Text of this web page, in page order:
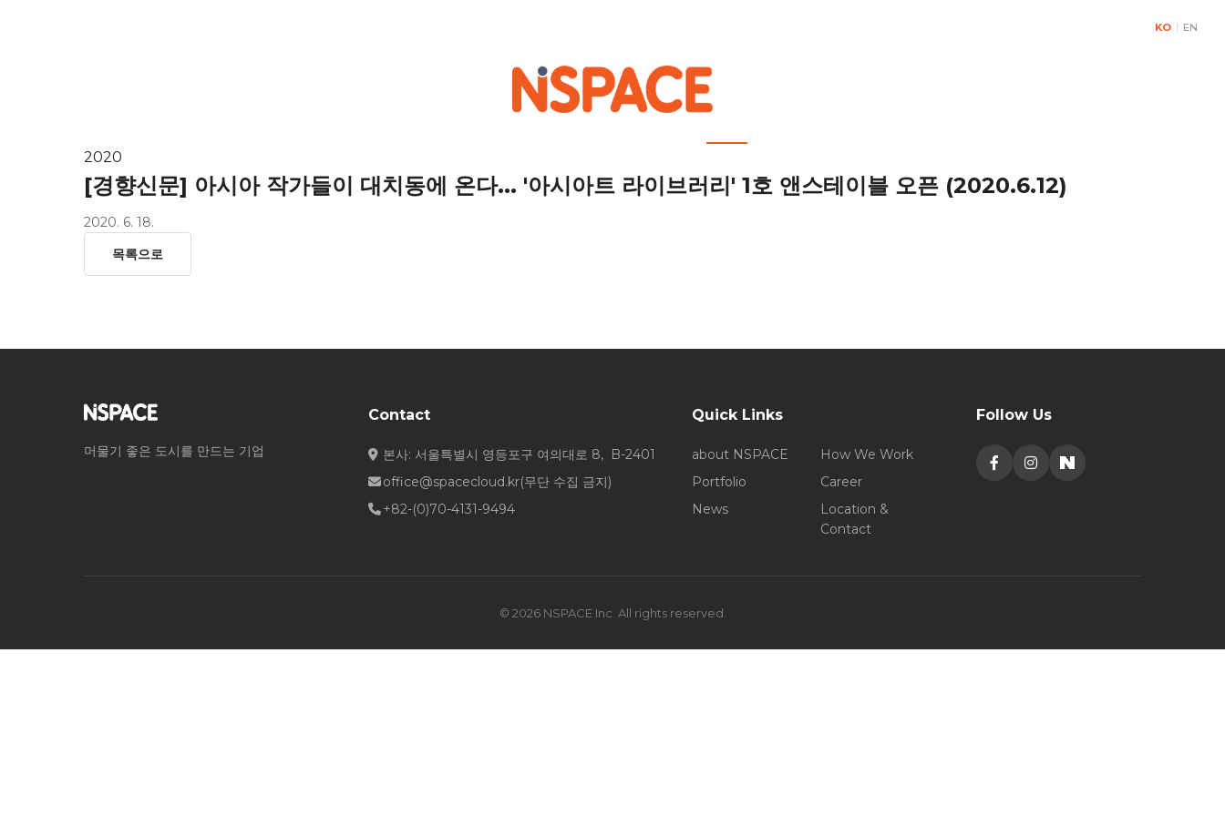
KO | EN
2020
[경향신문] 아시아 작가들이 대치동에 온다... '아시아트 라이브러리' 1호 앤스테이블 오픈 (2020.6.12)
2020. 6. 18.
목록으로
머물기 좋은 도시를 만드는 기업
Contact
본사: 서울특별시 영등포구 여의대로 8, B-2401
office@spacecloud.kr(무단 수집 금지)
+82-(0)70-4131-9494
Quick Links
about NSPACE
How We Work
Portfolio
Career
News
Location &
Contact
Follow Us
© 2026 NSPACE Inc. All rights reserved.